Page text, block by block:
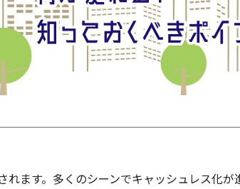
れます。多くのシーンでキャッシュレス化が